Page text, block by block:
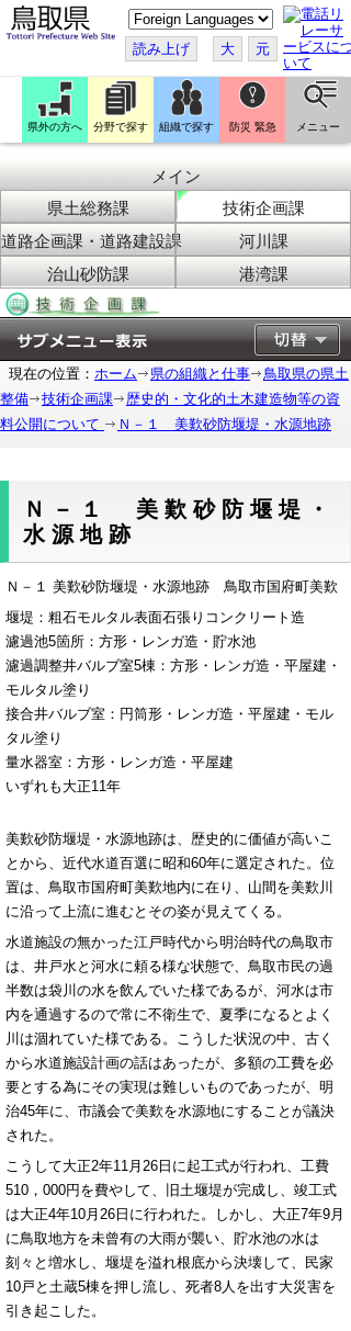
こ
の
ペ
ー
ジ
翻
訳
す
読み上げ 大 元
県外の方へ 分野で探す 組織で探す 防災 緊急 メニュー
メイン
県土総務課
技術企画課
道路企画課・道路建設課
河川課
治山砂防課
港湾課
現在の位置： ホーム 県の組織と仕事
鳥取県の県土
整備
技術企画課
歴史的・文化的土木建造物等の資
料公開について
Ｎ－１ 美歎砂防堰堤・水源地跡
Ｎ－１ 美歎砂防堰堤・
水源地跡
Ｎ－１ 美歎砂防堰堤・水源地跡 鳥取市国府町美歎
堰堤：粗石モルタル表面石張りコンクリート造
濾過池5箇所：方形・レンガ造・貯水池
濾過調整井バルブ室5棟：方形・レンガ造・平屋建・
モルタル塗り
接合井バルブ室：円筒形・レンガ造・平屋建・モル
タル塗り
量水器室：方形・レンガ造・平屋建
いずれも大正11年
美歎砂防堰堤・水源地跡は、歴史的に価値が高いこ
とから、近代水道百選に昭和60年に選定された。位
置は、鳥取市国府町美歎地内に在り、山間を美歎川
に沿って上流に進むとその姿が見えてくる。
水道施設の無かった江戸時代から明治時代の鳥取市
は、井戸水と河水に頼る様な状態で、鳥取市民の過
半数は袋川の水を飲んでいた様であるが、河水は市
内を通過するので常に不衛生で、夏季になるとよく
川は涸れていた様である。こうした状況の中、古く
から水道施設計画の話はあったが、多額の工費を必
要とする為にその実現は難しいものであったが、明
治45年に、市議会で美歎を水源地にすることが議決
された。
こうして大正2年11月26日に起工式が行われ、工費
510，000円を費やして、旧土堰堤が完成し、竣工式
は大正4年10月26日に行われた。しかし、大正7年9月
に鳥取地方を未曾有の大雨が襲い、貯水池の水は
刻々と増水し、堰堤を溢れ根底から決壊して、民家
10戸と土蔵5棟を押し流し、死者8人を出す大災害を
引き起こした。